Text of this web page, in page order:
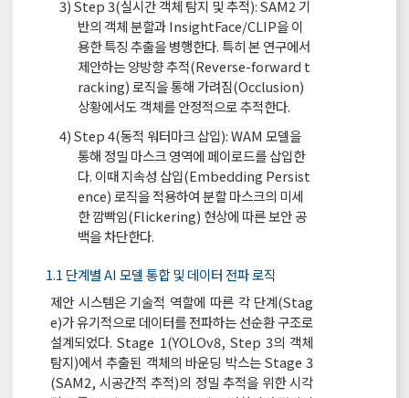
3) Step 3(실시간 객체 탐지 및 추적): SAM2 기
반의 객체 분할과 InsightFace/CLIP을 이
용한 특징 추출을 병행한다. 특히 본 연구에서
제안하는 양방향 추적(Reverse-forward t
racking) 로직을 통해 가려짐(Occlusion)
상황에서도 객체를 안정적으로 추적한다.
4) Step 4(동적 워터마크 삽입): WAM 모델을
통해 정밀 마스크 영역에 페이로드를 삽입한
다. 이때 지속성 삽입(Embedding Persist
ence) 로직을 적용하여 분할 마스크의 미세
한 깜빡임(Flickering) 현상에 따른 보안 공
백을 차단한다.
1.1 단계별 AI 모델 통합 및 데이터 전파 로직
제안 시스템은 기술적 역할에 따른 각 단계(Stag
e)가 유기적으로 데이터를 전파하는 선순환 구조로
설계되었다. Stage 1(YOLOv8, Step 3의 객체
탐지)에서 추출된 객체의 바운딩 박스는 Stage 3
(SAM2, 시공간적 추적)의 정밀 추적을 위한 시각